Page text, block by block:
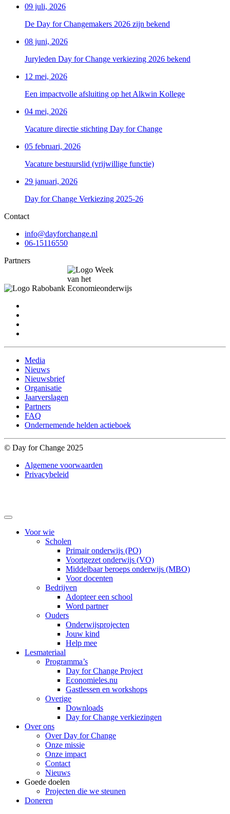
09 juli, 2026
De Day for Changemakers 2026 zijn bekend
08 juni, 2026
Juryleden Day for Change verkiezing 2026 bekend
12 mei, 2026
Een impactvolle afsluiting op het Alkwin Kollege
04 mei, 2026
Vacature directie stichting Day for Change
05 februari, 2026
Vacature bestuurslid (vrijwillige functie)
29 januari, 2026
Day for Change Verkiezing 2025-26
Contact
info@dayforchange.nl
06-15116550
Partners
Media
Nieuws
Nieuwsbrief
Organisatie
Jaarverslagen
Partners
FAQ
Ondernemende helden actieboek
© Day for Change 2025
Algemene voorwaarden
Privacybeleid
Voor wie
Scholen
Primair onderwijs (PO)
Voortgezet onderwijs (VO)
Middelbaar beroeps onderwijs (MBO)
Voor docenten
Bedrijven
Adopteer een school
Word partner
Ouders
Onderwijsprojecten
Jouw kind
Help mee
Lesmateriaal
Programma’s
Day for Change Project
Economieles.nu
Gastlessen en workshops
Overige
Downloads
Day for Change verkiezingen
Over ons
Over Day for Change
Onze missie
Onze impact
Contact
Nieuws
Goede doelen
Projecten die we steunen
Doneren